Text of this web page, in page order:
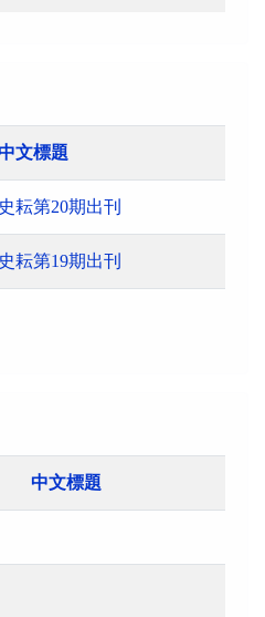
文標題
史耘第20期出刊
史耘第19期出刊
中文標題